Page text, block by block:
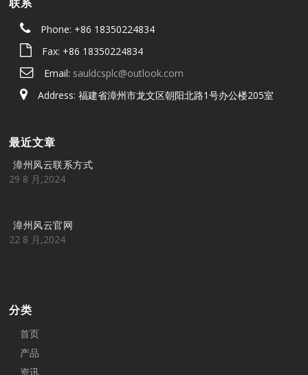
Phone: +86 18350224834
Fax: +86 18350224834
Email: sauldcsplc@outlook.com
Address: 福建省漳州市龙文区朝阳北路1号办公楼205室
最近文章
漳州风云联系方式
29 8 月,2024
漳州风云官网
22 8 月,2024
分类
首页
产品
资讯